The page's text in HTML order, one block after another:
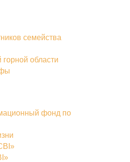
семейства
области
фонд по